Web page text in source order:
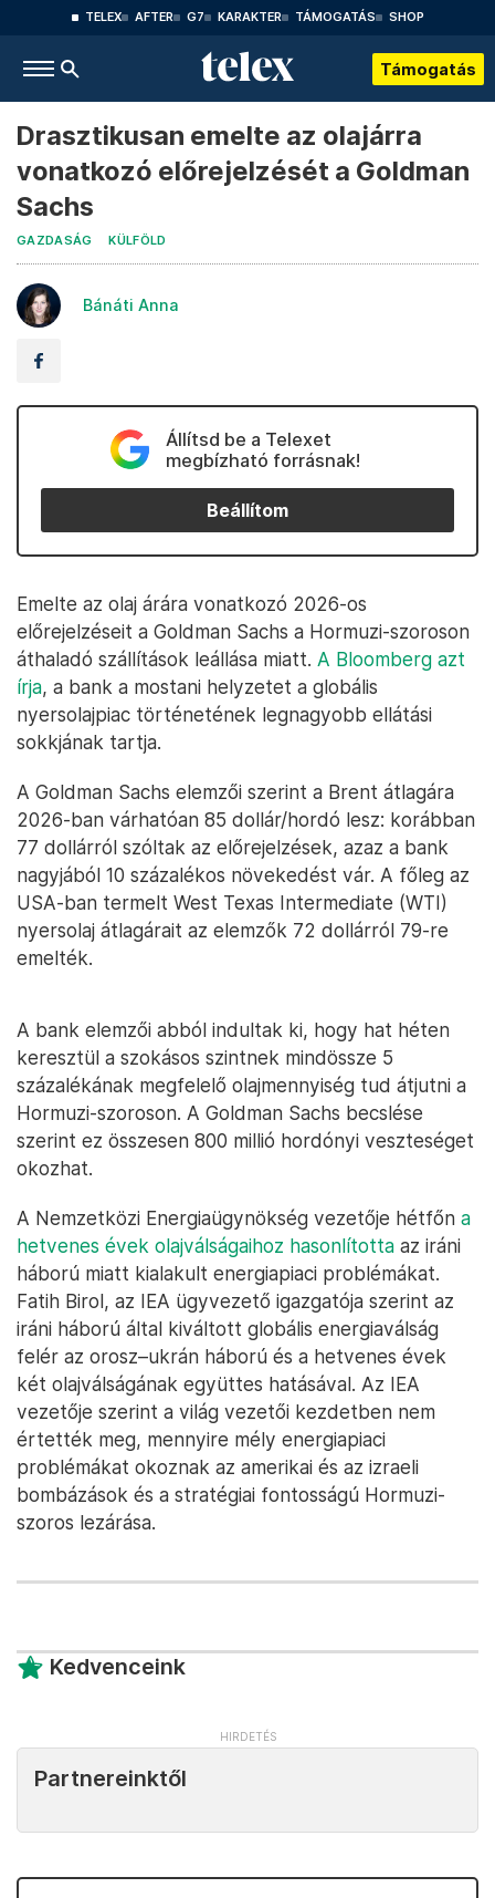
TELEX AFTER G7 KARAKTER TÁMOGATÁS SHOP
Támogatás
Drasztikusan emelte az olajárra
vonatkozó előrejelzését a Goldman
Sachs
GAZDASÁG KÜLFÖLD
Bánáti Anna
Állítsd be a Telexet
megbízható forrásnak!
Beállítom
Emelte az olaj árára vonatkozó 2026-os
előrejelzéseit a Goldman Sachs a Hormuzi-szoroson
áthaladó szállítások leállása miatt. A Bloomberg azt
írja, a bank a mostani helyzetet a globális
nyersolajpiac történetének legnagyobb ellátási
sokkjának tartja.
A Goldman Sachs elemzői szerint a Brent átlagára
2026-ban várhatóan 85 dollár/hordó lesz: korábban
77 dollárról szóltak az előrejelzések, azaz a bank
nagyjából 10 százalékos növekedést vár. A főleg az
USA-ban termelt West Texas Intermediate (WTI)
nyersolaj átlagárait az elemzők 72 dollárról 79-re
emelték.
A bank elemzői abból indultak ki, hogy hat héten
keresztül a szokásos szintnek mindössze 5
százalékának megfelelő olajmennyiség tud átjutni a
Hormuzi-szoroson. A Goldman Sachs becslése
szerint ez összesen 800 millió hordónyi veszteséget
okozhat.
A Nemzetközi Energiaügynökség vezetője hétfőn a
hetvenes évek olajválságaihoz hasonlította az iráni
háború miatt kialakult energiapiaci problémákat.
Fatih Birol, az IEA ügyvezető igazgatója szerint az
iráni háború által kiváltott globális energiaválság
felér az orosz–ukrán háború és a hetvenes évek
két olajválságának együttes hatásával. Az IEA
vezetője szerint a világ vezetői kezdetben nem
értették meg, mennyire mély energiapiaci
problémákat okoznak az amerikai és az izraeli
bombázások és a stratégiai fontosságú Hormuzi-
szoros lezárása.
Kedvenceink
Partnereinktől